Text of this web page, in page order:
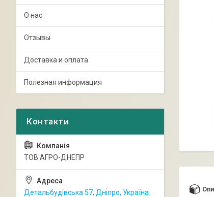
О нас
Отзывы
Доставка и оплата
Полезная информация
ТОВ АГРО-ДНЕПР
Детальбудівська 57, Дніпро, Україна